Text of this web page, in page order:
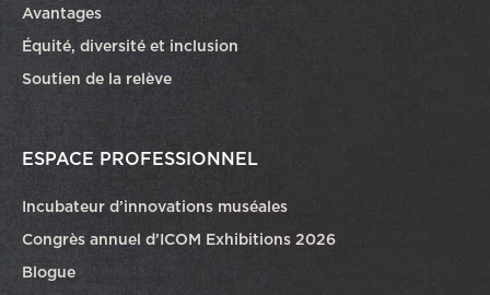
Avantages
Équité, diversité et inclusion
Soutien de la relève
ESPACE PROFESSIONNEL
Incubateur d’innovations muséales
Congrès annuel d’ICOM Exhibitions 2026
Blogue